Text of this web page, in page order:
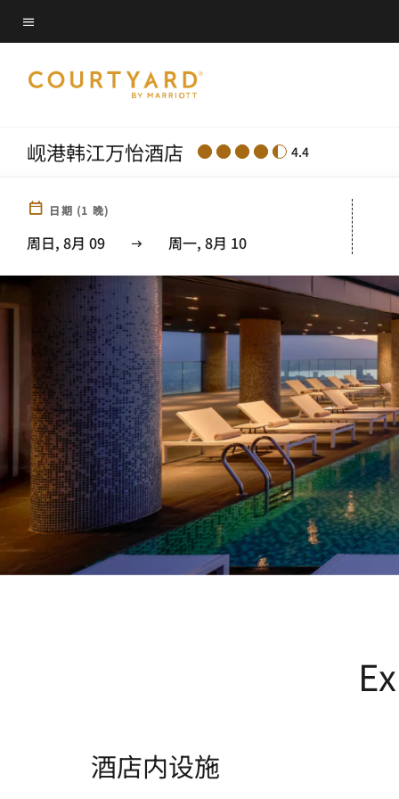
Skip
to
content
菜单文本
岘港韩江万怡酒店 4.4
日期 (1 晚)
周日, 8月 09 周一, 8月 10
酒店内设施